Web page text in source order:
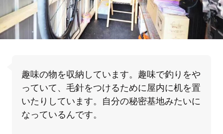
趣味の物を収納しています。趣味で釣りをや
っていて、毛針をつけるために屋内に机を置
いたりしています。自分の秘密基地みたいに
なっているんです。